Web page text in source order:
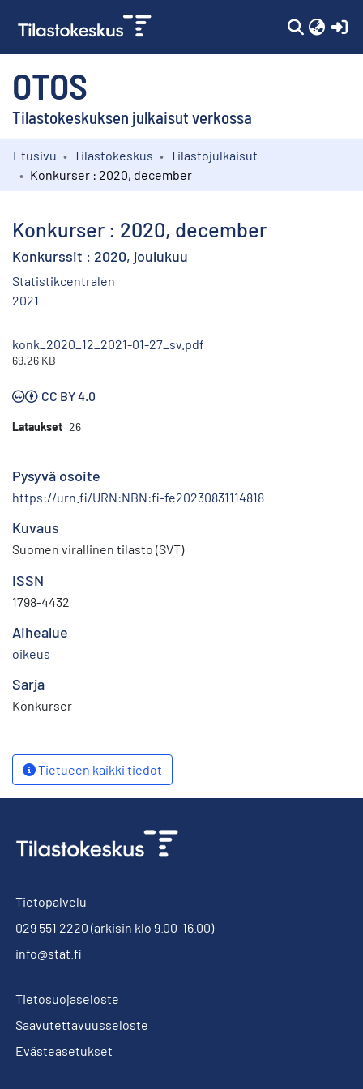
OTOS
Tilastokeskuksen julkaisut verkossa
Kokoelmat
Etusivu Tilastokeskus
Tilastojulkaisut
Konkurser : 2020, december
Konkurser : 2020, december
Konkurssit : 2020, joulukuu
Statistikcentralen
2021
konk_2020_12_2021-01-27_sv.pdf
69.26 KB
CC BY 4.0
Lataukset 26
Pysyvä osoite
https://urn.fi/URN:NBN:fi-fe20230831114818
Kuvaus
Suomen virallinen tilasto (SVT)
ISSN
1798-4432
Aihealue
oikeus
Sarja
Konkurser
Tietueen kaikki tiedot
Tietopalvelu
029 551 2220 (arkisin klo 9.00-16.00)
info@stat.fi
Tietosuojaseloste
Saavutettavuusseloste
Evästeasetukset